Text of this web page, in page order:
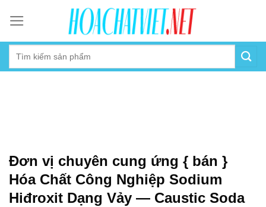
content
Đơn vị chuyên cung ứng { bán }
Hóa Chất Công Nghiệp Sodium
Hiđroxit Dạng Vảy — Caustic Soda